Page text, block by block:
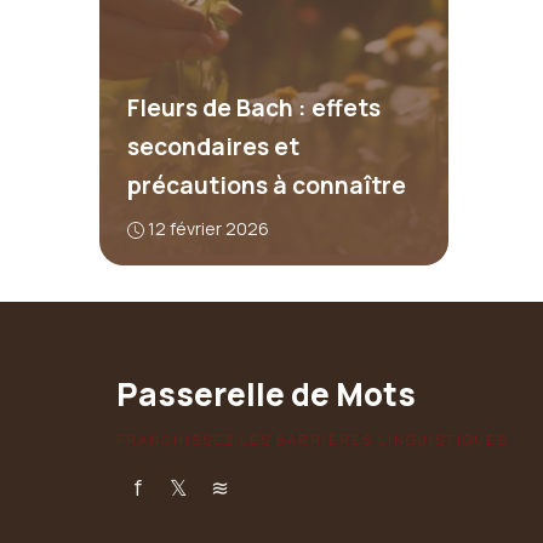
Fleurs de Bach : effets
secondaires et
précautions à connaître
12 février 2026
Passerelle de Mots
FRANCHISSEZ LES BARRIÈRES LINGUISTIQUES
f 𝕏 ≋